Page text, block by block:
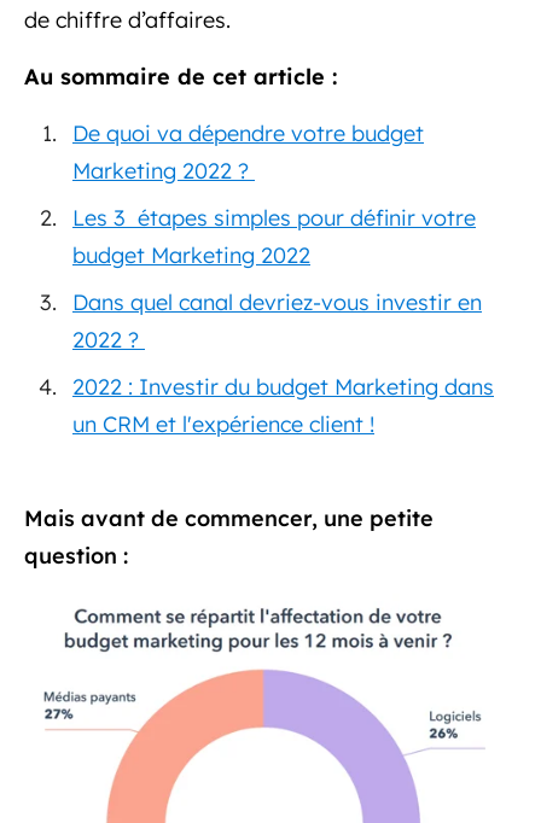
de chiffre d’affaires.
Au sommaire de cet article :
De quoi va dépendre votre budget
Marketing 2022 ?
Les 3 étapes simples pour définir votre
budget Marketing 2022
Dans quel canal devriez-vous investir en
2022 ?
2022 : Investir du budget Marketing dans
un CRM et l'expérience client !
Mais avant de commencer, une petite
question :